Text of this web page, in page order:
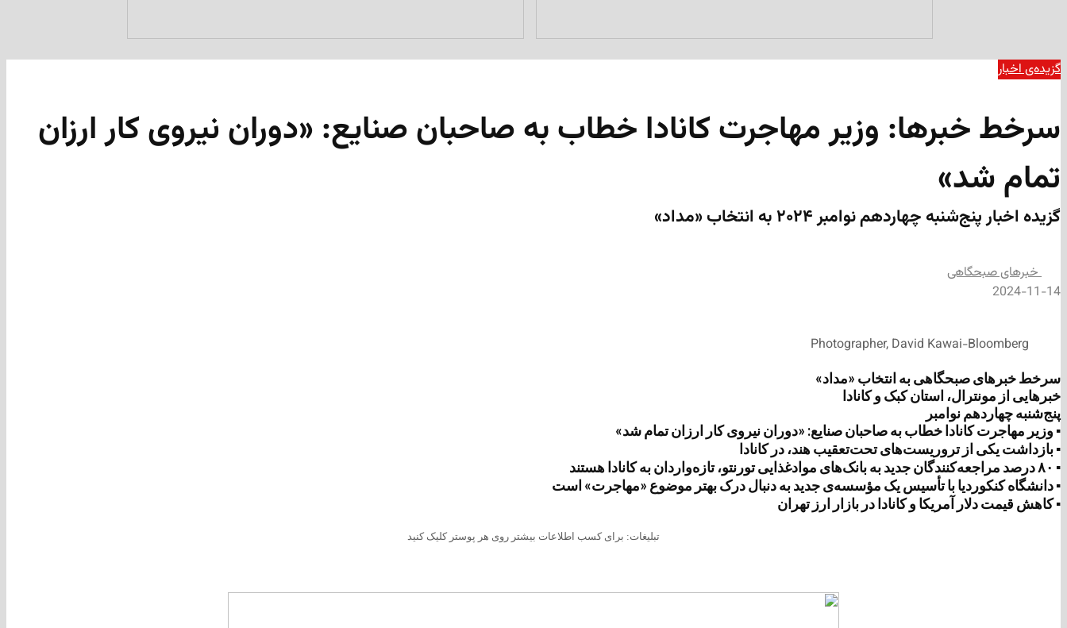
گزیده‌ی‌ اخبار
سرخط خبرها: وزیر مهاجرت کانادا خطاب به صاحبان صنایع: «دوران نیروی کار ارزان
تمام شد»
گزیده‌ اخبار پنج‌شنبه چهاردهم نوامبر ۲۰۲۴ به انتخاب «مداد»
‌خبرهای صبحگاهی
2024-11-14
Photographer, David Kawai-Bloomberg
سرخط خبرهای صبحگاهی به انتخاب «مداد»
خبرهایی از مونترال، استان کبک و کانادا
پنج‌شنبه چهاردهم نوامبر
▪️ وزیر مهاجرت کانادا خطاب به صاحبان صنایع: «دوران نیروی کار ارزان تمام شد»
▪️ بازداشت یکی از تروریست‌های تحت‌تعقیب هند، در کانادا
▪️ ۸۰ درصد مراجعه‌کنندگان جدید به بانک‌های موادغذایی تورنتو، تازه‌واردان به کانادا هستند
▪️ دانشگاه کنکوردیا با تأسیس یک مؤسسه‌ی جدید به دنبال درک بهتر موضوع «مهاجرت» است
▪️ کاهش قیمت دلار آمریکا و کانادا در بازار ارز تهران
تبلیغات: برای کسب اطلاعات بیشتر روی هر پوستر کلیک کنید